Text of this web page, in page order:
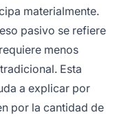
materialmente.
pasivo se refiere
menos
Esta
a explicar por
por la cantidad de